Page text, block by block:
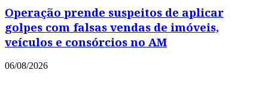
Operação prende suspeitos de aplicar
golpes com falsas vendas de imóveis,
veículos e consórcios no AM
06/08/2026